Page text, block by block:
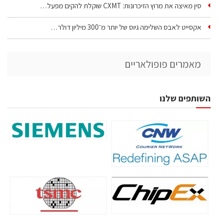
סין מאיצה את מרוץ הזיכרונות: CXMT שוקלת להקים מפעל…
אקסייט לאבס השלימה גיוס של יותר מ־300 מיליון דולר…
מאמרים פופולאריים
השותפים שלנו